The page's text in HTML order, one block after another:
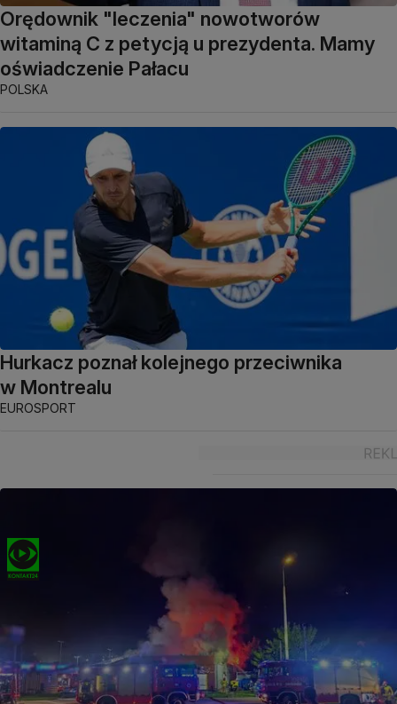
Orędownik "leczenia" nowotworów
witaminą C z petycją u prezydenta. Mamy
oświadczenie Pałacu
POLSKA
Hurkacz poznał kolejnego przeciwnika
w Montrealu
EUROSPORT